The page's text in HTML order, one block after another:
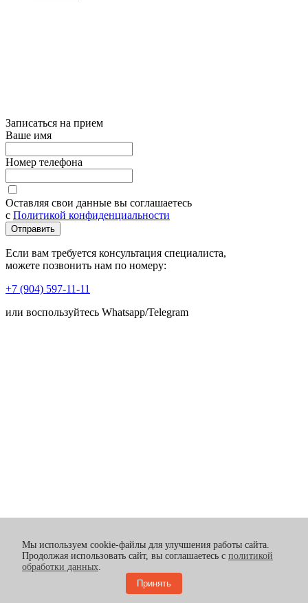
Мы используем cookie-файлы для улучшения работы сайта.
Продолжая использовать сайт, вы соглашаетесь с политикой
обработки данных.
Принять
Записаться на прием
Ваше имя
Номер телефона
Оставляя свои данные вы соглашаетесь
с Политикой конфиденциальности
Отправить
Если вам требуется консультация специалиста,
можете позвонить нам по номеру:
+7 (904) 597-11-11
или воспользуйтесь Whatsapp/Telegram